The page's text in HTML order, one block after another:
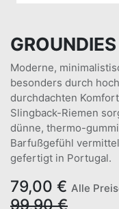
Moderne,
besonders durch
durchdachten
Slingback-Riemen
dünne, thermo-
Barfußgefühl
gefertigt in Portugal.
79,00 € Alle
99,90€